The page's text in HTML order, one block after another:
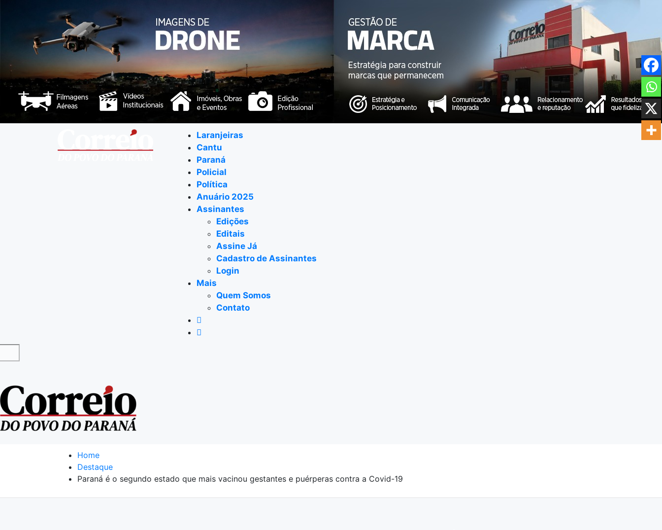
Laranjeiras
Cantu
Paraná
Policial
Política
Anuário 2025
Assinantes
Edições
Editais
Assine Já
Cadastro de Assinantes
Login
Mais
Quem Somos
Contato
Home
Destaque
Paraná é o segundo estado que mais vacinou gestantes e puérperas contra a Covid-19